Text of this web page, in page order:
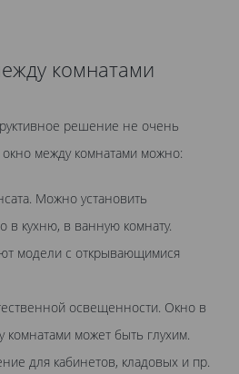
комнатами
решение не очень
между комнатами можно:
Можно установить
в кухню, в ванную комнату.
модели с открывающимися
освещенности. Окно в
комнатами может быть глухим.
для кабинетов, кладовых и пр.